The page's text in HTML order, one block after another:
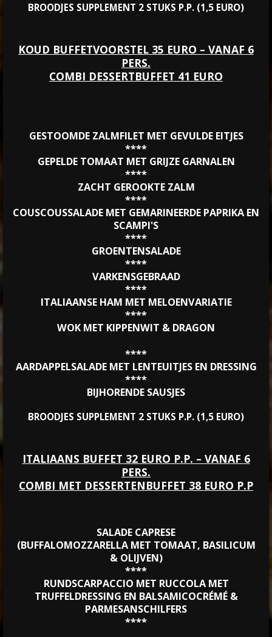
BROODJES SUPPLEMENT 2 STUKS P.P. (1,5 EURO)
KOUD BUFFETVOORSTEL 35 EURO – VANAF 6
PERS.
COMBI DESSERTBUFFET 41 EURO
GESTOOMDE ZALMFILET MET GEVULDE EITJES
****
GEPELDE TOMAAT MET GRIJZE GARNALEN
****
ZACHT GEROOKTE ZALM
****
COUSCOUSSALADE MET GEMARINEERDE PAPRIKA EN
SCAMPI'S
****
GROENTENSALADE
****
VARKENSGEBRAAD
****
ITALIAANSE HAM MET MELOENVARIATIE
****
WOK MET KIPPENWIT & DRAGON
****
AARDAPPELSALADE MET LENTEUITJES EN DRESSING
****
BIJHORENDE SAUSJES
BROODJES SUPPLEMENT 2 STUKS P.P. (1,5 EURO)
ITALIAANS BUFFET 32 EURO P.P. – VANAF 6
PERS.
COMBI MET DESSERTENBUFFET 38 EURO P.P
SALADE CAPRESE
(BUFFALOMOZZARELLA MET TOMAAT, BASILICUM
& OLIJVEN)
****
RUNDSCARPACCIO MET RUCCOLA MET
TRUFFELDRESSING EN BALSAMICOCRÉMÉ &
PARMESANSCHILFERS
****